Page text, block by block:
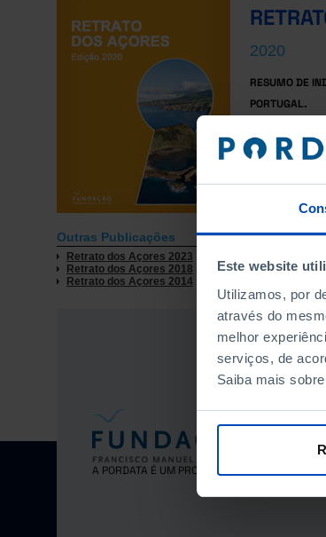
Este website
Utilizamos, por
através do
melhor
serviços, de
Saiba mais
2020
RESUMO DE
PORTUGAL.
Outras Publicações
Retrato dos Açores 2023
Retrato dos Açores 2018
Retrato dos Açores 2014
A PORDATA É UM PROJETO DA FUNDAÇÃO